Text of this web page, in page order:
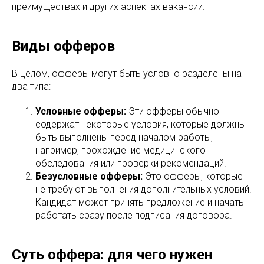
преимуществах и других аспектах вакансии.
Виды офферов
В целом, офферы могут быть условно разделены на
два типа:
Условные офферы: Эти офферы обычно
содержат некоторые условия, которые должны
быть выполнены перед началом работы,
например, прохождение медицинского
обследования или проверки рекомендаций.
Безусловные офферы: Это офферы, которые
не требуют выполнения дополнительных условий.
Кандидат может принять предложение и начать
работать сразу после подписания договора.
Суть оффера: для чего нужен